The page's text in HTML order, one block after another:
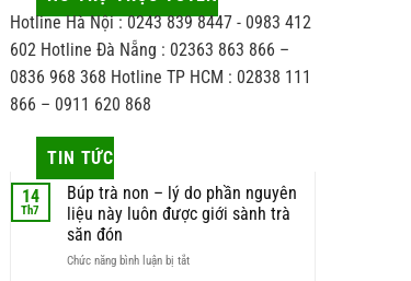
Hotline Hà Nội : 0243 839 8447 - 0983 412
602 Hotline Đà Nẵng : 02363 863 866 –
0836 968 368 Hotline TP HCM : 02838 111
866 – 0911 620 868
TIN TỨC
14
Th7
Búp trà non – lý do phần nguyên
liệu này luôn được giới sành trà
săn đón
Chức năng bình luận bị tắtở